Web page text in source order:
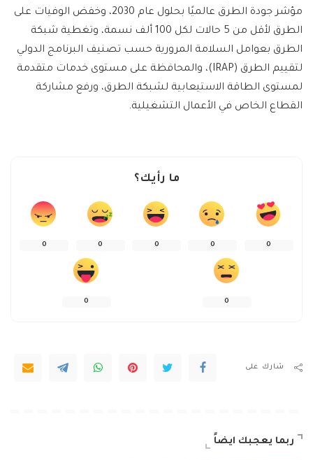
مؤشر جودة الطرق عالميًا بحلول عام 2030، وخفض الوفيات على
الطرق لأقل من 5 حالات لكل 100 ألف نسمة، وتغطية شبكة
الطرق بعوامل السلامة المرورية حسب تصنيف البرنامج الدولي
لتقييم الطرق (IRAP)، والمحافظة على مستوى خدمات متقدمة
لمستوى الطاقة الاستيعابية لشبكة الطرق، ورفع مشاركة
القطاع الخاص في الأعمال التشغيلية.
ما رأيك؟
0
0
0
0
0
0
0
شارك على
ربما يعجبك ايضاً